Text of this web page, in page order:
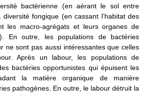
bactérienne (en aérant le sol entre
fongique (en cassant l’habitat des
les macro-agrégats et leurs organes de
En outre, les populations de bactéries
ne sont pas aussi intéressantes que celles
Après un labour, les populations de
bactéries opportunistes qui épuisent les
la matière organique de manière
pathogènes. En outre, le labour détruit la